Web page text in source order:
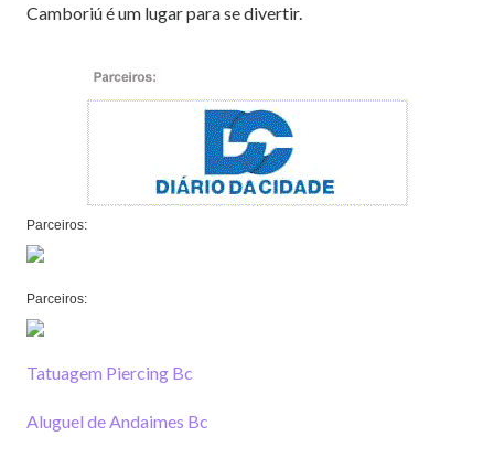
Camboriú é um lugar para se divertir.
Parceiros:
Parceiros:
Tatuagem Piercing Bc
Aluguel de Andaimes Bc